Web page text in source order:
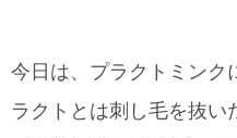
今日は、プラクトミンク
ラクトとは刺し毛を抜い